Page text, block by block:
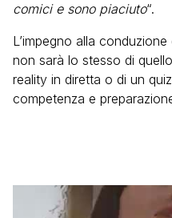
comici e sono piaciuto“.
L’impegno alla
non sarà lo stesso di
reality in diretta o di un
competenza e